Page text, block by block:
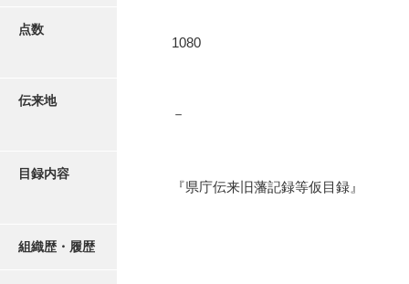
点数
1080
伝来地
－
目録内容
『県庁伝来旧藩記録等仮目録』
組織歴・履歴